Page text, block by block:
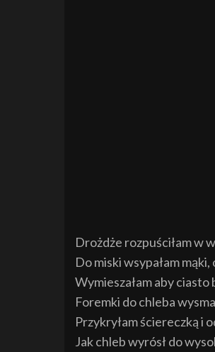
Drożdże rozpuściłam w
Do miski wsypałam
Wymieszałam aby ciasto
Foremki do chleba
Przykryłam ściereczką i
Jak chleb wyrósł do